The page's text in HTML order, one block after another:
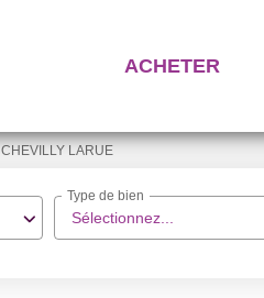
ACHETER
CHEVILLY LARUE
Sélectionnez...
Type de bien